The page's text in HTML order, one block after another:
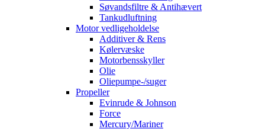
Søvandsfiltre & Antihævert
Tankudluftning
Motor vedligeholdelse
Additiver & Rens
Kølervæske
Motorbensskyller
Olie
Oliepumpe-/suger
Propeller
Evinrude & Johnson
Force
Mercury/Mariner